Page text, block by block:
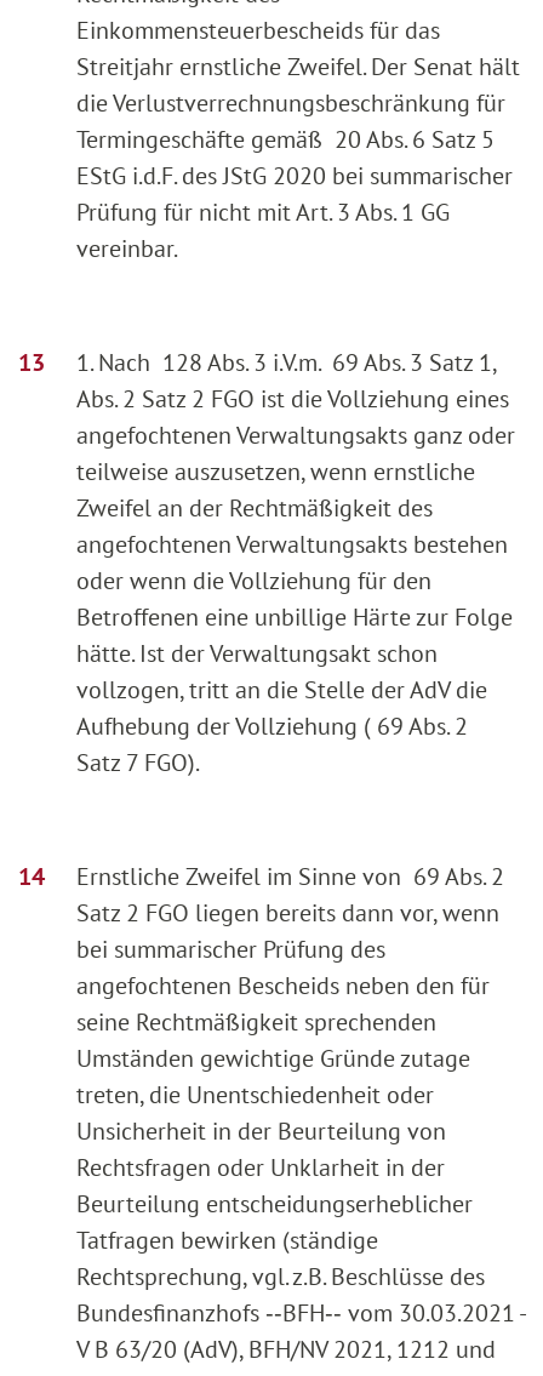
Einkommensteuerbescheids für das
Streitjahr ernstliche Zweifel. Der Senat hält
die Verlustverrechnungsbeschränkung für
Termingeschäfte gemäß 20 Abs. 6 Satz 5
EStG i.d.F. des JStG 2020 bei summarischer
Prüfung für nicht mit Art. 3 Abs. 1 GG
vereinbar.
1. Nach 128 Abs. 3 i.V.m. 69 Abs. 3 Satz 1,
Abs. 2 Satz 2 FGO ist die Vollziehung eines
angefochtenen Verwaltungsakts ganz oder
teilweise auszusetzen, wenn ernstliche
Zweifel an der Rechtmäßigkeit des
angefochtenen Verwaltungsakts bestehen
oder wenn die Vollziehung für den
Betroffenen eine unbillige Härte zur Folge
hätte. Ist der Verwaltungsakt schon
vollzogen, tritt an die Stelle der AdV die
Aufhebung der Vollziehung ( 69 Abs. 2
Satz 7 FGO).
Ernstliche Zweifel im Sinne von 69 Abs. 2
Satz 2 FGO liegen bereits dann vor, wenn
bei summarischer Prüfung des
angefochtenen Bescheids neben den für
seine Rechtmäßigkeit sprechenden
Umständen gewichtige Gründe zutage
treten, die Unentschiedenheit oder
Unsicherheit in der Beurteilung von
Rechtsfragen oder Unklarheit in der
Beurteilung entscheidungserheblicher
Tatfragen bewirken (ständige
Rechtsprechung, vgl. z.B. Beschlüsse des
Bundesfinanzhofs ‑‑BFH‑‑ vom 30.03.2021 -
V B 63/20 (AdV), BFH/NV 2021, 1212 und